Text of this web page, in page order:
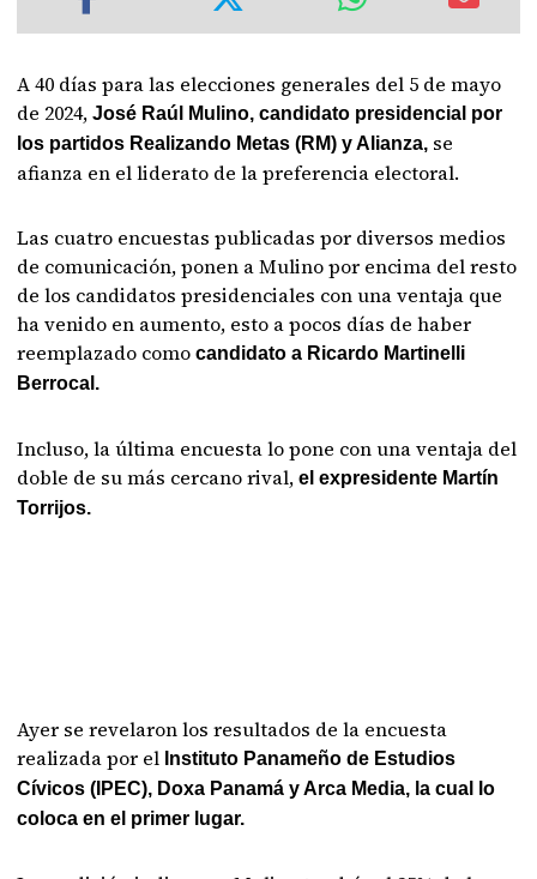
A 40 días para las elecciones generales del 5 de mayo
de 2024,José Raúl Mulino, candidato presidencial por
los partidos Realizando Metas (RM) y Alianza, se
afianza en el liderato de la preferencia electoral.
Las cuatro encuestas publicadas por diversos medios
de comunicación, ponen a Mulino por encima del resto
de los candidatos presidenciales con una ventaja que
ha venido en aumento, esto a pocos días de haber
reemplazado como candidato a Ricardo Martinelli
Berrocal.
Incluso, la última encuesta lo pone con una ventaja del
doble de su más cercano rival,el expresidente Martín
Torrijos.
Ayer se revelaron los resultados de la encuesta
realizada por el Instituto Panameño de Estudios
Cívicos (IPEC), Doxa Panamá y Arca Media, la cual lo
coloca en el primer lugar.